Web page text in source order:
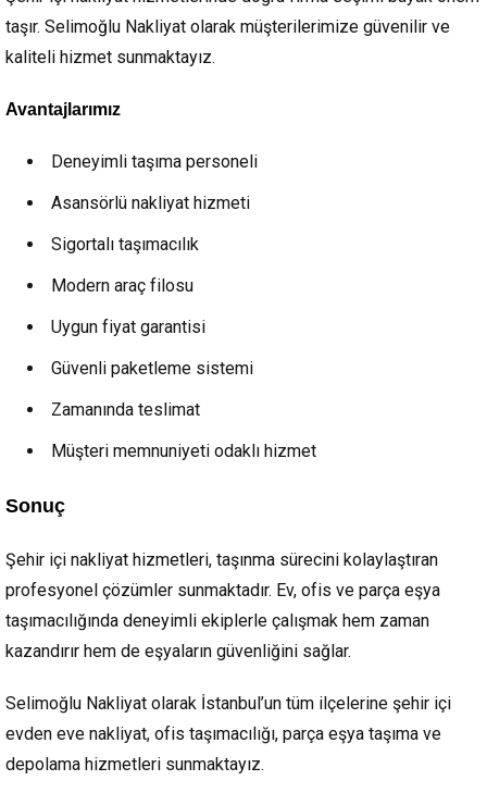
taşır. Selimoğlu Nakliyat olarak müşterilerimize güvenilir ve
kaliteli hizmet sunmaktayız.
Avantajlarımız
Deneyimli taşıma personeli
Asansörlü nakliyat hizmeti
Sigortalı taşımacılık
Modern araç filosu
Uygun fiyat garantisi
Güvenli paketleme sistemi
Zamanında teslimat
Müşteri memnuniyeti odaklı hizmet
Sonuç
Şehir içi nakliyat hizmetleri, taşınma sürecini kolaylaştıran
profesyonel çözümler sunmaktadır. Ev, ofis ve parça eşya
taşımacılığında deneyimli ekiplerle çalışmak hem zaman
kazandırır hem de eşyaların güvenliğini sağlar.
Selimoğlu Nakliyat olarak İstanbul’un tüm ilçelerine şehir içi
evden eve nakliyat, ofis taşımacılığı, parça eşya taşıma ve
depolama hizmetleri sunmaktayız.